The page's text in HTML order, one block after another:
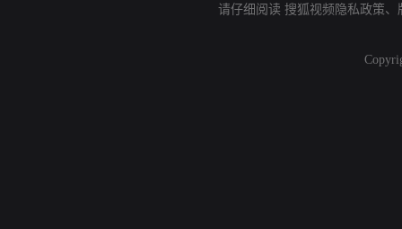
请仔细阅读 搜狐视频隐私政策、